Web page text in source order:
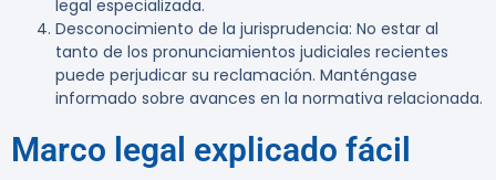
legal especializada.
Desconocimiento de la jurisprudencia: No estar al
tanto de los pronunciamientos judiciales recientes
puede perjudicar su reclamación. Manténgase
informado sobre avances en la normativa relacionada.
Marco legal explicado fácil